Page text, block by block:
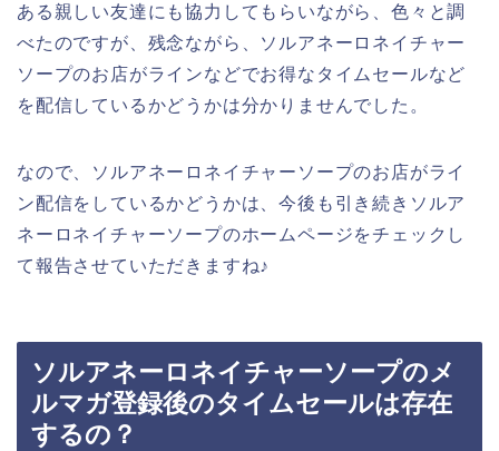
ある親しい友達にも協力してもらいながら、色々と調
べたのですが、残念ながら、ソルアネーロネイチャー
ソープのお店がラインなどでお得なタイムセールなど
を配信しているかどうかは分かりませんでした。
なので、ソルアネーロネイチャーソープのお店がライ
ン配信をしているかどうかは、今後も引き続きソルア
ネーロネイチャーソープのホームページをチェックし
て報告させていただきますね♪
ソルアネーロネイチャーソープのメ
ルマガ登録後のタイムセールは存在
するの？